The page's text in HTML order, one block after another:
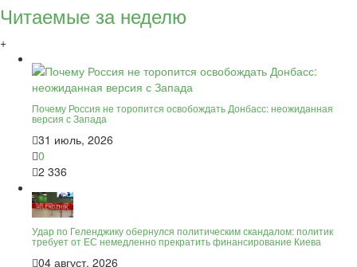
Читаемые за неделю
+
Почему Россия не торопится освобождать Донбасс: неожиданная
версия с Запада
31 июль, 2026
0
2 336
Удар по Геленджику обернулся политическим скандалом: политик
требует от ЕС немедленно прекратить финансирование Киева
04 август, 2026